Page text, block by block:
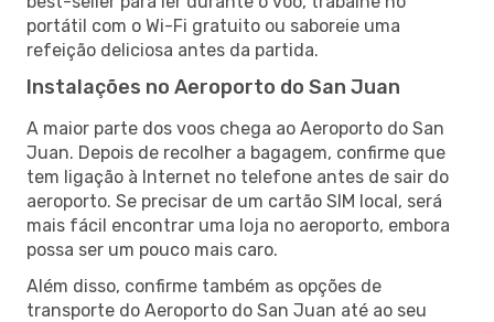
portátil com o Wi-Fi gratuito ou saboreie uma
refeição deliciosa antes da partida.
Instalações no Aeroporto do San Juan
A maior parte dos voos chega ao Aeroporto do San
Juan. Depois de recolher a bagagem, confirme que
tem ligação à Internet no telefone antes de sair do
aeroporto. Se precisar de um cartão SIM local, será
mais fácil encontrar uma loja no aeroporto, embora
possa ser um pouco mais caro.
Além disso, confirme também as opções de
transporte do Aeroporto do San Juan até ao seu